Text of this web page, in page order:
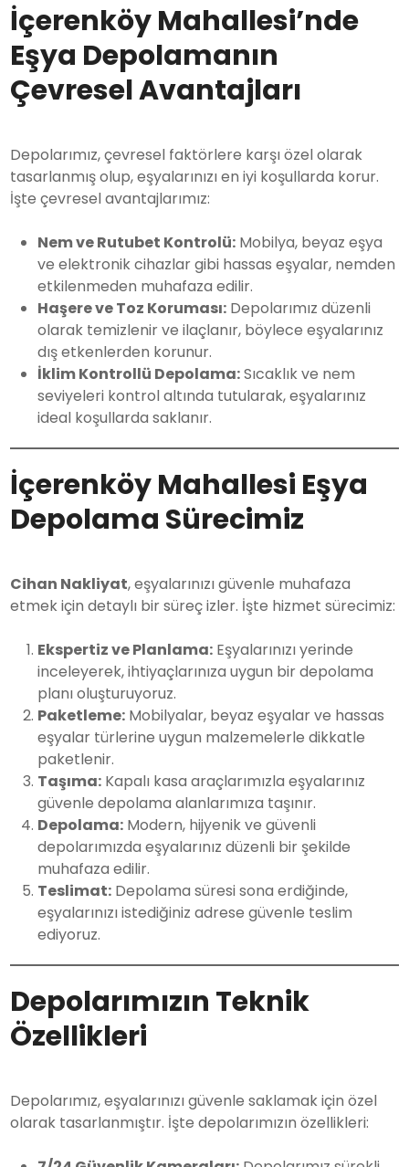
İçerenköy Mahallesi’nde
Eşya Depolamanın
Çevresel Avantajları
Depolarımız, çevresel faktörlere karşı özel olarak
tasarlanmış olup, eşyalarınızı en iyi koşullarda korur.
İşte çevresel avantajlarımız:
Nem ve Rutubet Kontrolü: Mobilya, beyaz eşya
ve elektronik cihazlar gibi hassas eşyalar, nemden
etkilenmeden muhafaza edilir.
Haşere ve Toz Koruması: Depolarımız düzenli
olarak temizlenir ve ilaçlanır, böylece eşyalarınız
dış etkenlerden korunur.
İklim Kontrollü Depolama:Sıcaklık ve nem
seviyeleri kontrol altında tutularak, eşyalarınız
ideal koşullarda saklanır.
İçerenköy Mahallesi Eşya
Depolama Sürecimiz
Cihan Nakliyat, eşyalarınızı güvenle muhafaza
etmek için detaylı bir süreç izler. İşte hizmet sürecimiz:
Ekspertiz ve Planlama: Eşyalarınızı yerinde
inceleyerek, ihtiyaçlarınıza uygun bir depolama
planı oluşturuyoruz.
Paketleme: Mobilyalar, beyaz eşyalar ve hassas
eşyalar türlerine uygun malzemelerle dikkatle
paketlenir.
Taşıma: Kapalı kasa araçlarımızla eşyalarınız
güvenle depolama alanlarımıza taşınır.
Depolama: Modern, hijyenik ve güvenli
depolarımızda eşyalarınız düzenli bir şekilde
muhafaza edilir.
Teslimat: Depolama süresi sona erdiğinde,
eşyalarınızı istediğiniz adrese güvenle teslim
ediyoruz.
Depolarımızın Teknik
Özellikleri
Depolarımız, eşyalarınızı güvenle saklamak için özel
olarak tasarlanmıştır. İşte depolarımızın özellikleri: